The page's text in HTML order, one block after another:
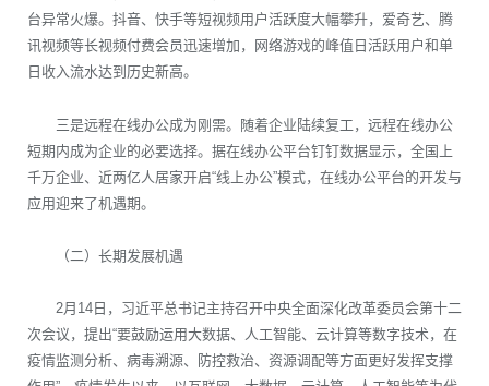
台异常火爆。抖音、快手等短视频用户活跃度大幅攀升，爱奇艺、腾
讯视频等长视频付费会员迅速增加，网络游戏的峰值日活跃用户和单
日收入流水达到历史新高。
三是远程在线办公成为刚需。随着企业陆续复工，远程在线办公
短期内成为企业的必要选择。据在线办公平台钉钉数据显示，全国上
千万企业、近两亿人居家开启“线上办公”模式，在线办公平台的开发与
应用迎来了机遇期。
（二）长期发展机遇
2月14日，习近平总书记主持召开中央全面深化改革委员会第十二
次会议，提出“要鼓励运用大数据、人工智能、云计算等数字技术，在
疫情监测分析、病毒溯源、防控救治、资源调配等方面更好发挥支撑